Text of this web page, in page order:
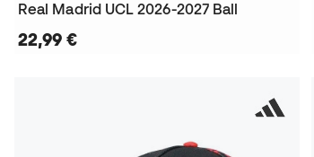
Real Madrid UCL 2026-2027 Ball
22,99 €